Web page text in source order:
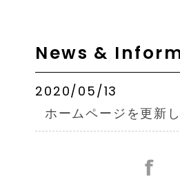
News &
2020/05/13
ホームページを更新し